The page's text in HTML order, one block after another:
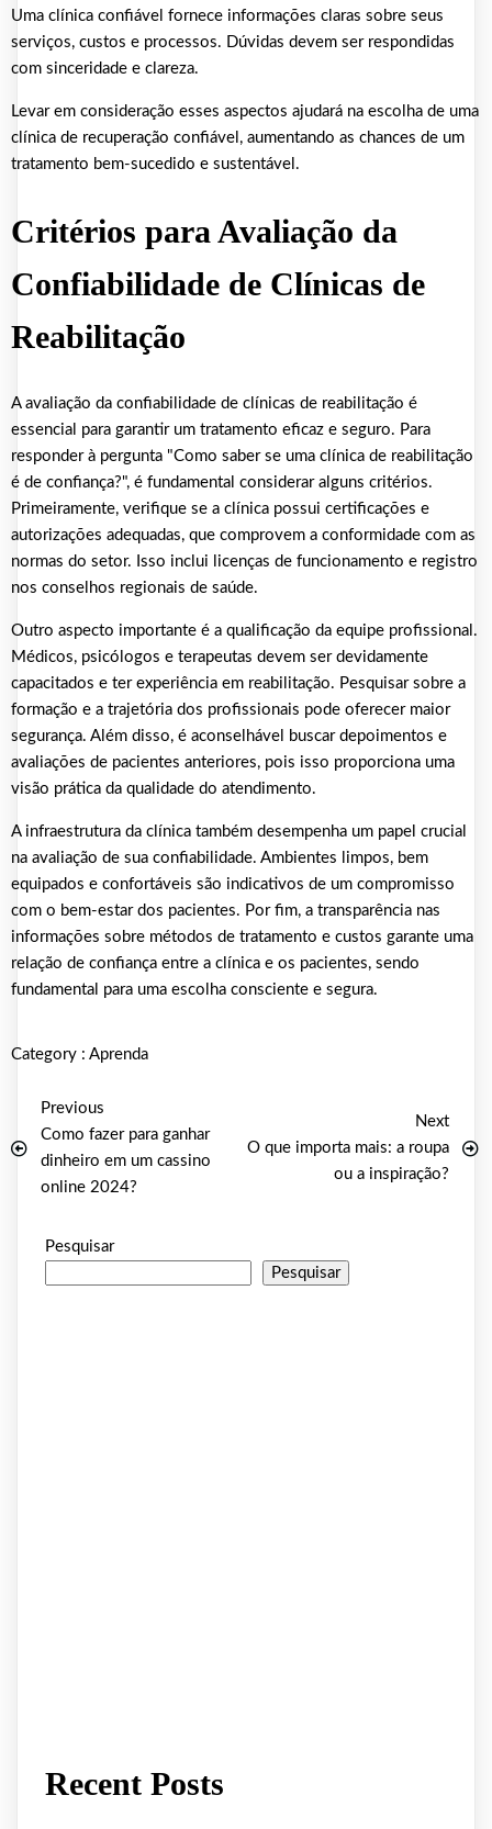
Uma clínica confiável fornece informações claras sobre seus
serviços, custos e processos. Dúvidas devem ser respondidas
com sinceridade e clareza.
Levar em consideração esses aspectos ajudará na escolha de uma
clínica de recuperação confiável, aumentando as chances de um
tratamento bem-sucedido e sustentável.
Critérios para Avaliação da
Confiabilidade de Clínicas de
Reabilitação
A avaliação da confiabilidade de clínicas de reabilitação é
essencial para garantir um tratamento eficaz e seguro. Para
responder à pergunta "Como saber se uma clínica de reabilitação
é de confiança?", é fundamental considerar alguns critérios.
Primeiramente, verifique se a clínica possui certificações e
autorizações adequadas, que comprovem a conformidade com as
normas do setor. Isso inclui licenças de funcionamento e registro
nos conselhos regionais de saúde.
Outro aspecto importante é a qualificação da equipe profissional.
Médicos, psicólogos e terapeutas devem ser devidamente
capacitados e ter experiência em reabilitação. Pesquisar sobre a
formação e a trajetória dos profissionais pode oferecer maior
segurança. Além disso, é aconselhável buscar depoimentos e
avaliações de pacientes anteriores, pois isso proporciona uma
visão prática da qualidade do atendimento.
A infraestrutura da clínica também desempenha um papel crucial
na avaliação de sua confiabilidade. Ambientes limpos, bem
equipados e confortáveis são indicativos de um compromisso
com o bem-estar dos pacientes. Por fim, a transparência nas
informações sobre métodos de tratamento e custos garante uma
relação de confiança entre a clínica e os pacientes, sendo
fundamental para uma escolha consciente e segura.
Category : Aprenda
Previous
Como fazer para ganhar
dinheiro em um cassino
online 2024?
Next
O que importa mais: a roupa
ou a inspiração?
Pesquisar
Pesquisar
Recent Posts